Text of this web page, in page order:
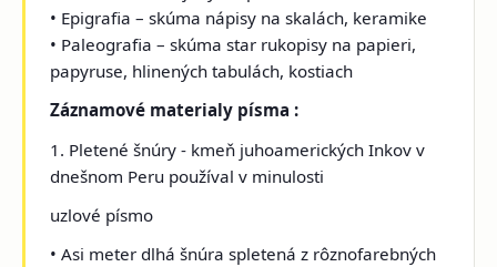
• Epigrafia – skúma nápisy na skalách, keramike
• Paleografia – skúma star rukopisy na papieri,
papyruse, hlinených tabulách, kostiach
Záznamové materialy písma :
1. Pletené šnúry - kmeň juhoamerických Inkov v
dnešnom Peru používal v minulosti
uzlové písmo
• Asi meter dlhá šnúra spletená z rôznofarebných